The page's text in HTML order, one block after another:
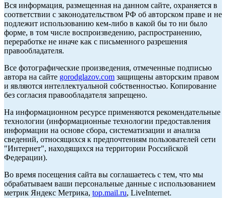
Вся информация, размещенная на данном сайте, охраняется в
соответствии с законодательством РФ об авторском праве и не
подлежит использованию кем-либо в какой бы то ни было
форме, в том числе воспроизведению, распространению,
переработке не иначе как с письменного разрешения
правообладателя.
Все фотографические произведения, отмеченные подписью
автора на сайте gorodglazov.com защищены авторским правом
и являются интеллектуальной собственностью. Копирование
без согласия правообладателя запрещено.
На информационном ресурсе применяются рекомендательные
технологии (информационные технологии предоставления
информации на основе сбора, систематизации и анализа
сведений, относящихся к предпочтениям пользователей сети
"Интернет", находящихся на территории Российской
Федерации).
Во время посещения сайта вы соглашаетесь с тем, что мы
обрабатываем ваши персональные данные с использованием
метрик Яндекс Метрика, top.mail.ru, LiveInternet.